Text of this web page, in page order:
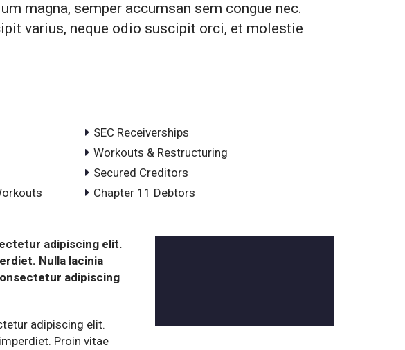
magna, semper accumsan sem congue nec.
varius, neque odio suscipit orci, et molestie
SEC Receiverships
Workouts & Restructuring
Secured Creditors
Chapter 11 Debtors
adipiscing elit.
Nulla lacinia
adipiscing
adipiscing elit.
Proin vitae